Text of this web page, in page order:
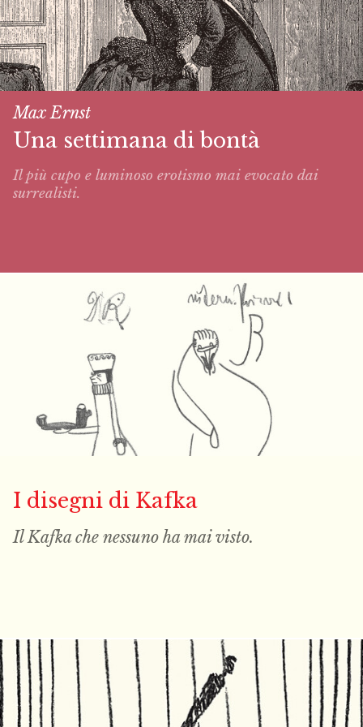
Max Ernst
Una settimana di bontà
Il più cupo e luminoso erotismo mai evocato dai
surrealisti.
I disegni di Kafka
Il Kafka che nessuno ha maivisto.